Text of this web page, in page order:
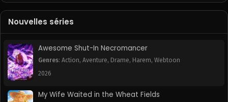
Nouvelles séries
Awesome Shut-In Necromancer
Genres: Action, Aventure, Drame, Harem, Webtoon
2026
My Wife Waited in the Wheat Fields